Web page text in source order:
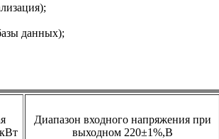
данных);
Диапазон входного напряжения при
выходном 220±1%,В